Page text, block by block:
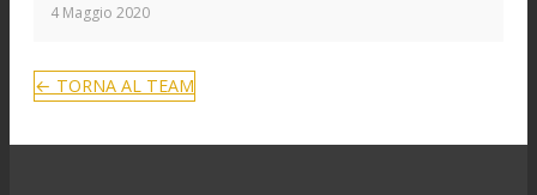
4 Maggio 2020
← TORNA AL TEAM